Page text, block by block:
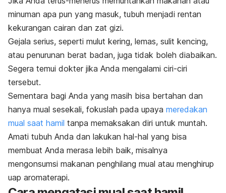
minuman apa pun yang masuk, tubuh menjadi rentan
kekurangan cairan dan zat gizi.
Gejala serius, seperti mulut kering, lemas, sulit kencing,
atau penurunan berat badan, juga tidak boleh diabaikan.
Segera temui dokter jika Anda mengalami ciri-ciri
tersebut.
Sementara bagi Anda yang masih bisa bertahan dan
hanya mual sesekali, fokuslah pada upaya meredakan
mual saat hamil tanpa memaksakan diri untuk muntah.
Amati tubuh Anda dan lakukan hal-hal yang bisa
membuat Anda merasa lebih baik, misalnya
mengonsumsi makanan penghilang mual atau menghirup
uap aromaterapi.